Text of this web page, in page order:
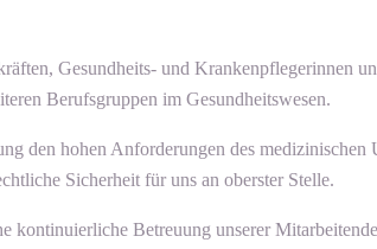
Gesundheits- und Krankenpflegerinnen
Berufsgruppen im Gesundheitswesen.
den hohen Anforderungen des
Sicherheit für uns an oberster Stelle.
Betreuung unserer